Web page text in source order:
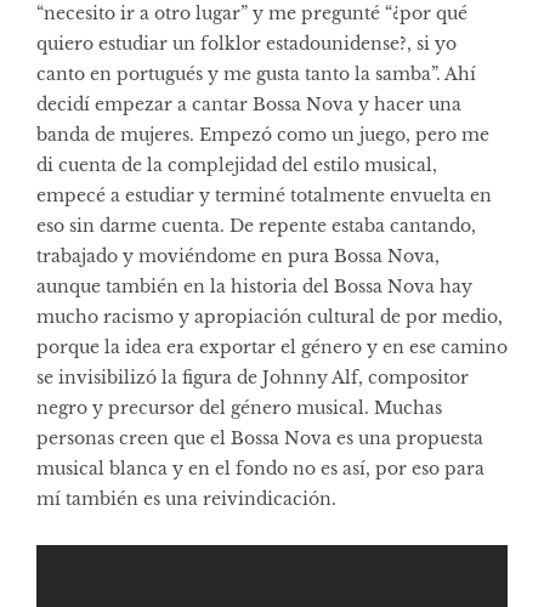
“necesito ir a otro lugar” y me pregunté “¿por qué
quiero estudiar un folklor estadounidense?, si yo
canto en portugués y me gusta tanto la samba”. Ahí
decidí empezar a cantar Bossa Nova y hacer una
banda de mujeres. Empezó como un juego, pero me
di cuenta de la complejidad del estilo musical,
empecé a estudiar y terminé totalmente envuelta en
eso sin darme cuenta. De repente estaba cantando,
trabajado y moviéndome en pura Bossa Nova,
aunque también en la historia del Bossa Nova hay
mucho racismo y apropiación cultural de por medio,
porque la idea era exportar el género y en ese camino
se invisibilizó la figura de Johnny Alf, compositor
negro y precursor del género musical. Muchas
personas creen que el Bossa Nova es una propuesta
musical blanca y en el fondo no es así, por eso para
mí también es una reivindicación.